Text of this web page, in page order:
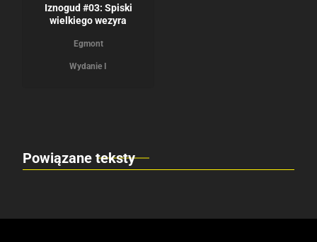
Iznogud #03: Spiski
wielkiego wezyra
Egmont
Wydanie I
Powiązane teksty